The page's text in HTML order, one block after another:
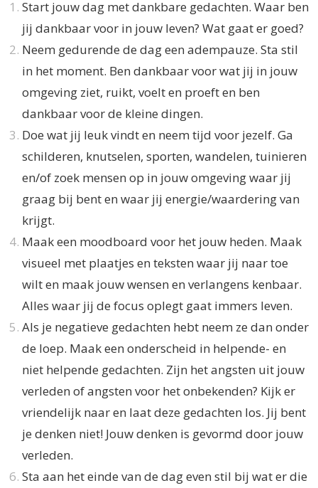
Start jouw dag met dankbare gedachten. Waar ben
jij dankbaar voor in jouw leven? Wat gaat er goed?
Neem gedurende de dag een adempauze. Sta stil
in het moment. Ben dankbaar voor wat jij in jouw
omgeving ziet, ruikt, voelt en proeft en ben
dankbaar voor de kleine dingen.
Doe wat jij leuk vindt en neem tijd voor jezelf. Ga
schilderen, knutselen, sporten, wandelen, tuinieren
en/of zoek mensen op in jouw omgeving waar jij
graag bij bent en waar jij energie/waardering van
krijgt.
Maak een moodboard voor het jouw heden. Maak
visueel met plaatjes en teksten waar jij naar toe
wilt en maak jouw wensen en verlangens kenbaar.
Alles waar jij de focus oplegt gaat immers leven.
Als je negatieve gedachten hebt neem ze dan onder
de loep. Maak een onderscheid in helpende- en
niet helpende gedachten. Zijn het angsten uit jouw
verleden of angsten voor het onbekenden? Kijk er
vriendelijk naar en laat deze gedachten los. Jij bent
je denken niet! Jouw denken is gevormd door jouw
verleden.
Sta aan het einde van de dag even stil bij wat er die